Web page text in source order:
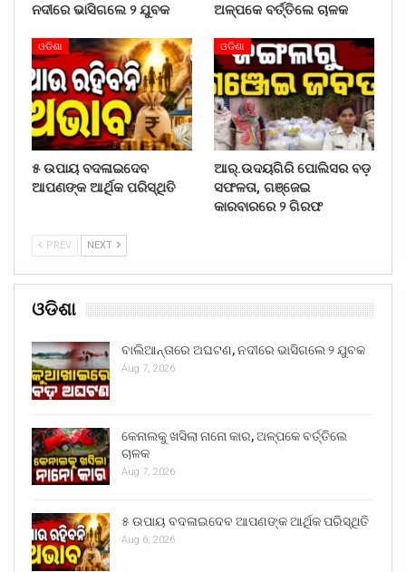
ନଦୀରେ ଭାସିଗଲେ ୨ ଯୁବକ ଅଳ୍ପକେ ବର୍ତ୍ତିଲେ ଚାଳକ
ଓଡିଶା
୫ ଉପାୟ ବଦଳାଇଦେବ
ଆପଣଙ୍କ ଆର୍ଥିକ ପରିସ୍ଥିତି
ଓଡିଶା
ଆର୍.ଉଦୟଗିରି ପୋଲିସର ବଡ଼
ସଫଳତା, ଗଞ୍ଜେଇ
କାରବାରରେ ୨ ଗିରଫ
PREV NEXT
ଓଡିଶା
ବାଲିଆନ୍ତାରେ ଅଘଟଣ, ନଦୀରେ ଭାସିଗଲେ ୨ ଯୁବକ
Aug 7, 2026
କେନାଲକୁ ଖସିଲା ନାନୋ କାର, ଅଳ୍ପକେ ବର୍ତ୍ତିଲେ
ଚାଳକ
Aug 7, 2026
୫ ଉପାୟ ବଦଳାଇଦେବ ଆପଣଙ୍କ ଆର୍ଥିକ ପରିସ୍ଥିତି
Aug 6, 2026